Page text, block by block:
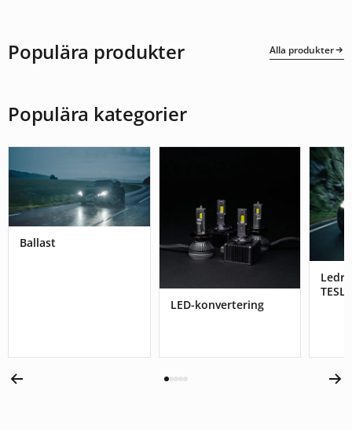
Populära produkter Alla produkter
Populära kategorier
Ballast
LED-konvertering